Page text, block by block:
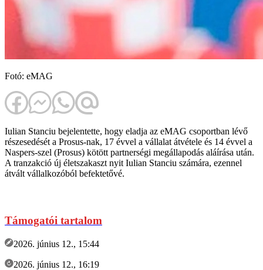
Fotó: eMAG
Iulian Stanciu bejelentette, hogy eladja az eMAG csoportban lévő
részesedését a Prosus-nak, 17 évvel a vállalat átvétele és 14 évvel a
Naspers-szel (Prosus) kötött partnerségi megállapodás aláírása után.
A tranzakció új életszakaszt nyit Iulian Stanciu számára, ezennel
átvált vállalkozóból befektetővé.
Támogatói tartalom
2026. június 12., 15:44
2026. június 12., 16:19